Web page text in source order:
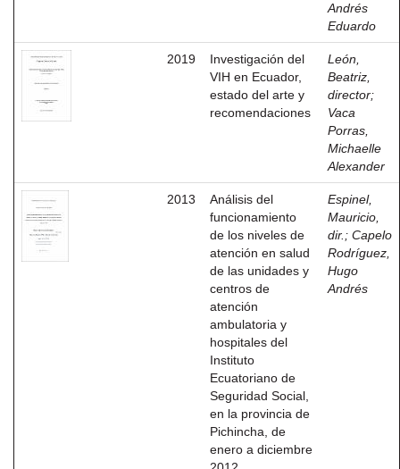
Andrés
Eduardo
2019
Investigación del
VIH en Ecuador,
estado del arte y
recomendaciones
León,
Beatriz,
director;
Vaca
Porras,
Michaelle
Alexander
2013
Análisis del
funcionamiento
de los niveles de
atención en salud
de las unidades y
centros de
atención
ambulatoria y
hospitales del
Instituto
Ecuatoriano de
Seguridad Social,
en la provincia de
Pichincha, de
enero a diciembre
Espinel,
Mauricio,
dir. ; Capelo
Rodríguez,
Hugo
Andrés